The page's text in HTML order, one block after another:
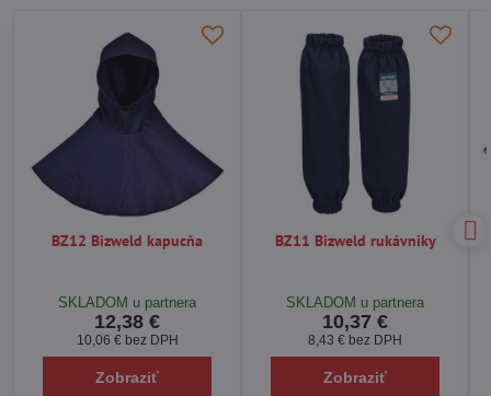
BZ12 Bizweld kapucňa
SKLADOM u partnera
12,38 €
10,06 € bez DPH
Zobraziť
BZ11 Bizweld rukávniky
SKLADOM u partnera
10,37 €
8,43 € bez DPH
Zobraziť